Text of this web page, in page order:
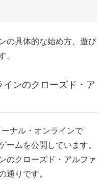
の具体的な始め方、遊び
。
ンのクローズド・ア
ナル・オンラインで
ームを公開しています。
のクローズド・アルファ
通りです。